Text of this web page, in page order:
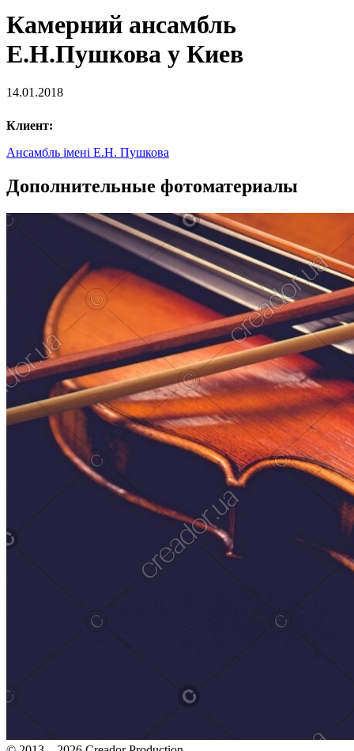
Камерний ансамбль
Е.Н.Пушкова у Киев
14.01.2018
Клиент:
Ансамбль імені Е.Н. Пушкова
Дополнительные фотоматериалы